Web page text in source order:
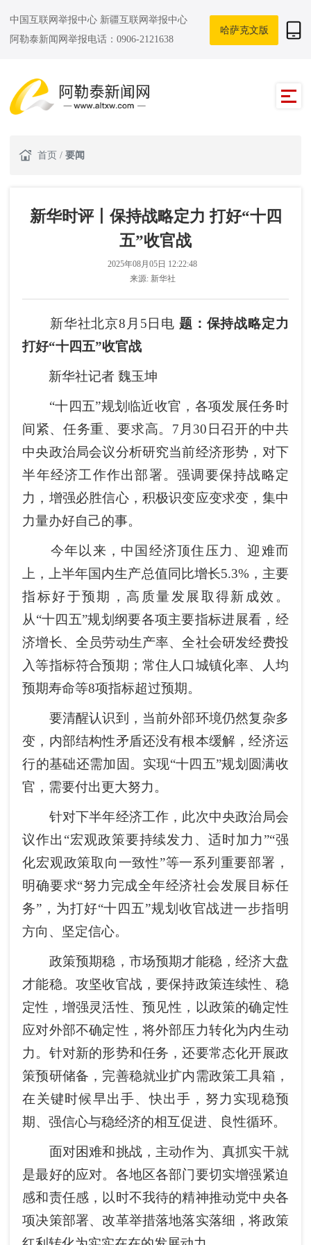
中国互联网举报中心 新疆互联网举报中心
阿勒泰新闻网举报电话：0906-2121638
哈萨克文版
首页 / 要闻
新华时评丨保持战略定力 打好“十四
五”收官战
2025年08月05日 12:22:48
来源: 新华社
新华社北京8月5日电 题：保持战略定力
打好“十四五”收官战
新华社记者 魏玉坤
“十四五”规划临近收官，各项发展任务时
间紧、任务重、要求高。7月30日召开的中共
中央政治局会议分析研究当前经济形势，对下
半年经济工作作出部署。强调要保持战略定
力，增强必胜信心，积极识变应变求变，集中
力量办好自己的事。
今年以来，中国经济顶住压力、迎难而
上，上半年国内生产总值同比增长5.3%，主要
指标好于预期，高质量发展取得新成效。
从“十四五”规划纲要各项主要指标进展看，经
济增长、全员劳动生产率、全社会研发经费投
入等指标符合预期；常住人口城镇化率、人均
预期寿命等8项指标超过预期。
要清醒认识到，当前外部环境仍然复杂多
变，内部结构性矛盾还没有根本缓解，经济运
行的基础还需加固。实现“十四五”规划圆满收
官，需要付出更大努力。
针对下半年经济工作，此次中央政治局会
议作出“宏观政策要持续发力、适时加力”“强
化宏观政策取向一致性”等一系列重要部署，
明确要求“努力完成全年经济社会发展目标任
务”，为打好“十四五”规划收官战进一步指明
方向、坚定信心。
政策预期稳，市场预期才能稳，经济大盘
才能稳。攻坚收官战，要保持政策连续性、稳
定性，增强灵活性、预见性，以政策的确定性
应对外部不确定性，将外部压力转化为内生动
力。针对新的形势和任务，还要常态化开展政
策预研储备，完善稳就业扩内需政策工具箱，
在关键时候早出手、快出手，努力实现稳预
期、强信心与稳经济的相互促进、良性循环。
面对困难和挑战，主动作为、真抓实干就
是最好的应对。各地区各部门要切实增强紧迫
感和责任感，以时不我待的精神推动党中央各
项决策部署、改革举措落地落实落细，将政策